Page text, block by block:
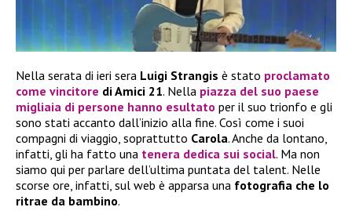
Nella serata di ieri sera Luigi Strangis è stato proclamato
come vincitore di Amici 21. Nella piazza del suo paese
migliaia di persone hanno esultato per il suo trionfo e gli
sono stati accanto dall’inizio alla fine. Così come i suoi
compagni di viaggio, soprattutto Carola. Anche da lontano,
infatti, gli ha fatto una tenera dedica sui social. Ma non
siamo qui per parlare dell’ultima puntata del talent. Nelle
scorse ore, infatti, sul web è apparsa una fotografia che lo
ritrae da bambino.